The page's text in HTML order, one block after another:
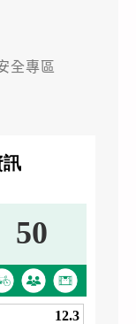
全專區